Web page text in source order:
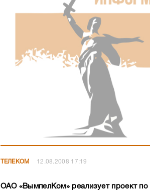
ТЕЛЕКОМ 12.08.2008 17:19
ОАО «ВымпелКом» реализует проект